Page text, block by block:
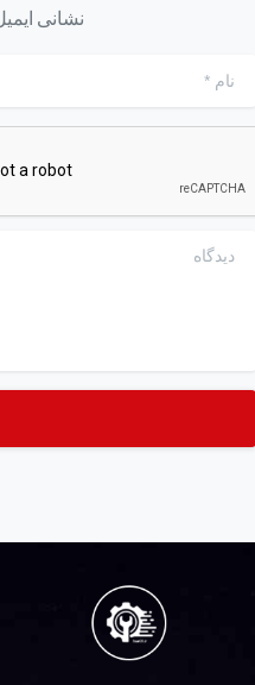
نشانی
*
دیدگاه